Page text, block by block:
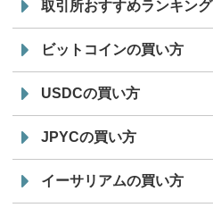
取引所おすすめランキング
ビットコインの買い方
USDCの買い方
JPYCの買い方
イーサリアムの買い方